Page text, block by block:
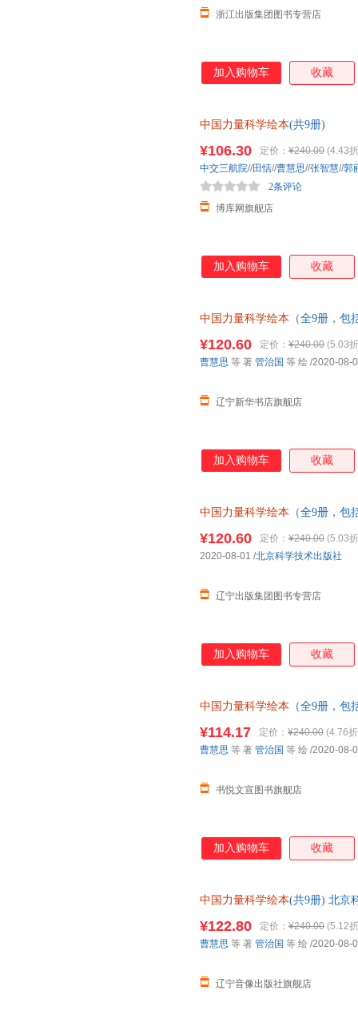
浙江出版集团图书专营店
加入购物车 收藏
中国力量科学绘本(共9册)
¥106.30 定价： ¥240.00 (4.43
博库网旗舰店
2条评论
中交三航院//田恬//曹慧思//张智慧//郭
加入购物车 收藏
中国力量科学绘本 （全9册，包
¥120.60 定价： ¥240.00 (5.03
辽宁新华书店旗舰店
曹慧思 等 著 管治国 等 绘 /2020-08-
加入购物车 收藏
中国力量科学绘本 （全9册，包
¥120.60 定价： ¥240.00 (5.03
辽宁出版集团图书专营店
2020-08-01 /北京科学技术出版社
加入购物车 收藏
中国力量科学绘本 （全9册，包
货,品质保障.套装单售,优惠多
¥114.17 定价： ¥240.00 (4.76
书悦文宣图书旗舰店
曹慧思 等 著 管治国 等 绘 /2020-08-
加入购物车 收藏
中国力量科学绘本(共9册) 北京
¥122.80 定价： ¥240.00 (5.12
辽宁音像出版社旗舰店
曹慧思 等 著 管治国 等 绘 /2020-08-